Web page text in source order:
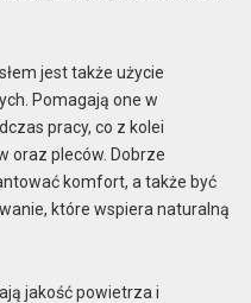
jest także użycie
Pomagają one w
pracy, co z kolei
oraz pleców. Dobrze
komfort, a także być
które wspiera naturalną
jakość powietrza i